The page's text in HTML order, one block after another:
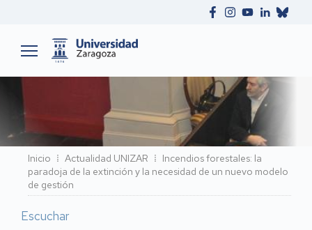
Ruta
de
navegación
Inicio Actualidad UNIZAR
Incendios forestales: la
paradoja de la extinción y la necesidad de un nuevo modelo
de gestión
Escuchar